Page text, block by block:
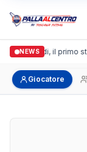
NEWS
Casalguidi, il primo
Giocatore